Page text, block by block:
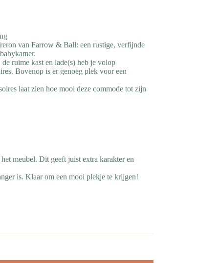
van Farrow & Ball: een rustige, verfijnde
ruime kast en lade(s) heb je volop
Bovenop is er genoeg plek voor een
laat zien hoe mooi deze commode tot zijn
meubel. Dit geeft juist extra karakter en
is. Klaar om een mooi plekje te krijgen!